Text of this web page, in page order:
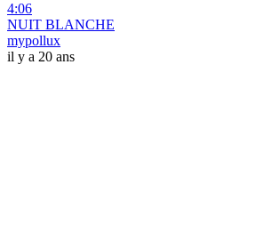
4:06
NUIT BLANCHE
mypollux
il y a 20 ans